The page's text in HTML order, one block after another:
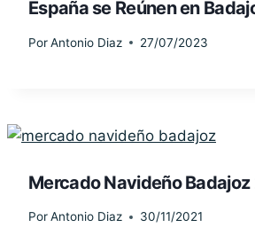
España se Reúnen en
PorAntonio Diaz 27/07/2023
Mercado Navideño Badajoz
PorAntonio Diaz 30/11/2021